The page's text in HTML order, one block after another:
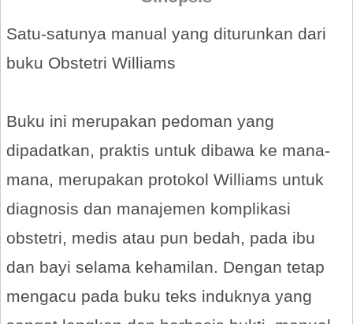
Satu-satunya manual yang diturunkan dari
buku Obstetri Williams
Buku ini merupakan pedoman yang
dipadatkan, praktis untuk dibawa ke mana-
mana, merupakan protokol Williams untuk
diagnosis dan manajemen komplikasi
obstetri, medis atau pun bedah, pada ibu
dan bayi selama kehamilan. Dengan tetap
mengacu pada buku teks induknya yang